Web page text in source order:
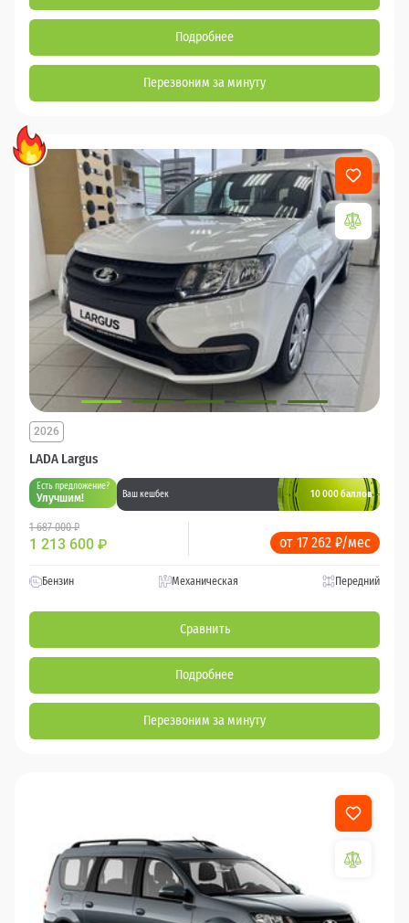
Подробнее
Перезвоним за минуту
LADA Largus
2026
Есть предложение?
Улучшим! Ваш кешбек 10 000 баллов
1 687 000 ₽
1 213 600 ₽ от 17 262 ₽/мес
Бензин Механическая Передний
Сравнить
Подробнее
Перезвоним за минуту